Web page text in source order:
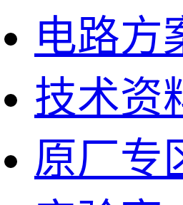
电路方
技术资
原厂专